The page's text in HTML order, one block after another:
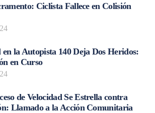
Ciclista Fallece en Colisión
la Autopista 140 Deja Dos Heridos:
en Curso
de Velocidad Se Estrella contra
Llamado a la Acción Comunitaria